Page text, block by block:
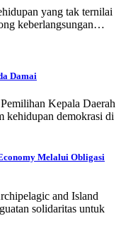
yang tak ternilai
keberlangsungan…
Damai
Kepala Daerah
kehidupan demokrasi di
Melalui Obligasi
and Island
solidaritas untuk